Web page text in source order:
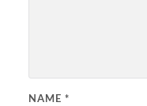
NAME *